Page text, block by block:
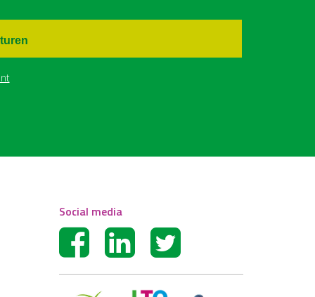
Social media